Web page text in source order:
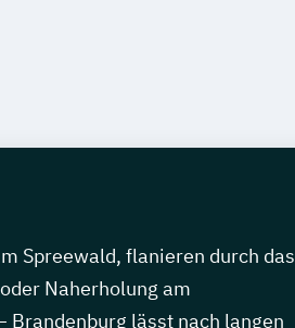
Spreewald, flanieren durch das
Naherholung am
Brandenburg lässt nach langen